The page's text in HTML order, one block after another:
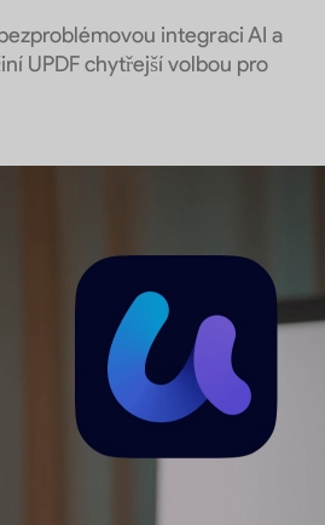
integraci AI a
UPDF chytřejší volbou pro